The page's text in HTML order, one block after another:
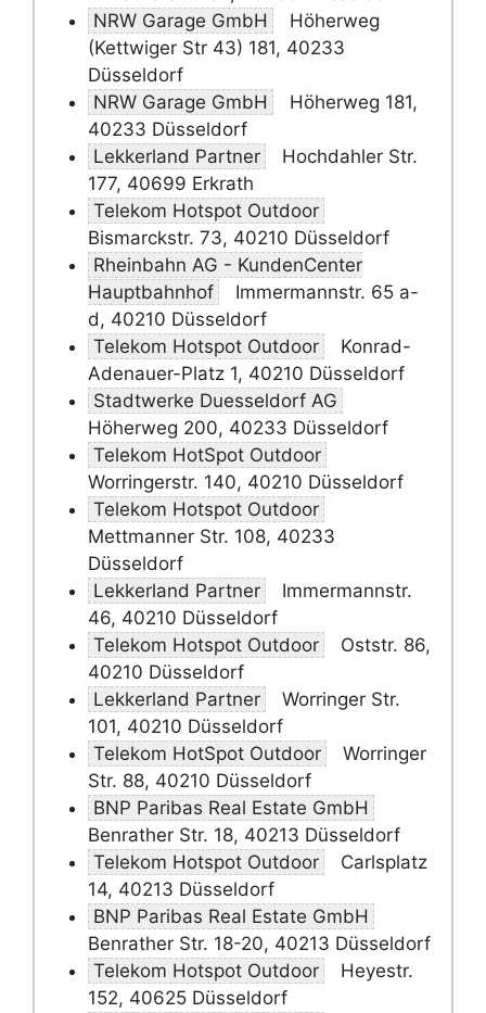
NRW Garage GmbH
Höherweg
(Kettwiger Str 43) 181, 40233
Düsseldorf
NRW Garage GmbH
Höherweg 181,
40233 Düsseldorf
Lekkerland Partner
Hochdahler Str.
177, 40699 Erkrath
Telekom Hotspot Outdoor
Bismarckstr. 73, 40210 Düsseldorf
Rheinbahn AG - KundenCenter
Hauptbahnhof
Immermannstr. 65 a-
d, 40210 Düsseldorf
Telekom Hotspot Outdoor
Konrad-
Adenauer-Platz 1, 40210 Düsseldorf
Stadtwerke Duesseldorf AG
Höherweg 200, 40233 Düsseldorf
Telekom HotSpot Outdoor
Worringerstr. 140, 40210 Düsseldorf
Telekom Hotspot Outdoor
Mettmanner Str. 108, 40233
Düsseldorf
Lekkerland Partner
Immermannstr.
46, 40210 Düsseldorf
Telekom Hotspot Outdoor
Oststr. 86,
40210 Düsseldorf
Lekkerland Partner
Worringer Str.
101, 40210 Düsseldorf
Telekom HotSpot Outdoor
Worringer
Str. 88, 40210 Düsseldorf
BNP Paribas Real Estate GmbH
Benrather Str. 18, 40213 Düsseldorf
Telekom Hotspot Outdoor
Carlsplatz
14, 40213 Düsseldorf
BNP Paribas Real Estate GmbH
Benrather Str. 18-20, 40213 Düsseldorf
Telekom Hotspot Outdoor
Heyestr.
152, 40625 Düsseldorf